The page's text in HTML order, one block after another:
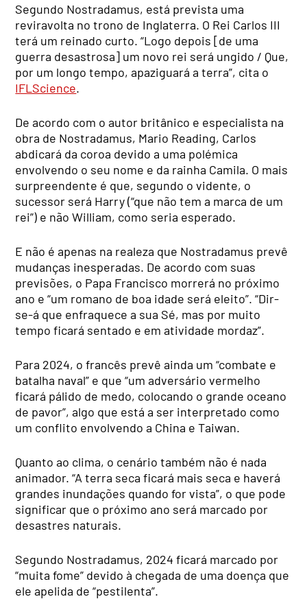
Segundo Nostradamus, está prevista uma
reviravolta no trono de Inglaterra. O Rei Carlos III
terá um reinado curto. “Logo depois [de uma
guerra desastrosa] um novo rei será ungido / Que,
por um longo tempo, apaziguará a terra”, cita o
IFLScience.
De acordo com o autor britânico e especialista na
obra de Nostradamus, Mario Reading, Carlos
abdicará da coroa devido a uma polémica
envolvendo o seu nome e da rainha Camila. O mais
surpreendente é que, segundo o vidente, o
sucessor será Harry (“que não tem a marca de um
rei”) e não William, como seria esperado.
E não é apenas na realeza que Nostradamus prevê
mudanças inesperadas. De acordo com suas
previsões, o Papa Francisco morrerá no próximo
ano e “um romano de boa idade será eleito”. “Dir-
se-á que enfraquece a sua Sé, mas por muito
tempo ficará sentado e em atividade mordaz”.
Para 2024, o francês prevê ainda um “combate e
batalha naval” e que “um adversário vermelho
ficará pálido de medo, colocando o grande oceano
de pavor”, algo que está a ser interpretado como
um conflito envolvendo a China e Taiwan.
Quanto ao clima, o cenário também não é nada
animador. “A terra seca ficará mais seca e haverá
grandes inundações quando for vista”, o que pode
significar que o próximo ano será marcado por
desastres naturais.
Segundo Nostradamus, 2024 ficará marcado por
“muita fome” devido à chegada de uma doença que
ele apelida de “pestilenta”.